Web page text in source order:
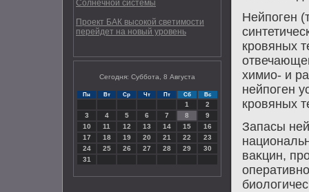
Солнечной системы
Проект БАК высокой светимости
перейдет на новый уровень
Сегодня: Суббота, 8 Августа
Пн Вт Ср Чт Пт Сб Вс
1
2
3
4 5 6 7 8
9
10
11 12 13 14 15
16
17
18 19 20 21 22
23
24
25 26 27 28 29
30
31
Нейпоген
кровяных
химио- и
нейпоген
кровяных
Запасы
ваκцин,